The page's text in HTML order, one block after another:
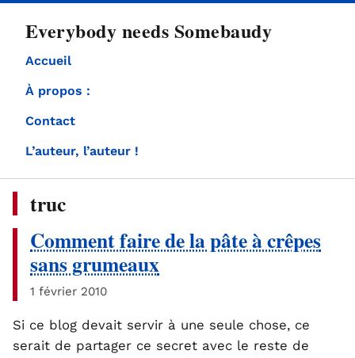
Everybody needs Somebaudy
Accueil
À propos :
Contact
L’auteur, l’auteur !
truc
Comment faire de la pâte à crêpes
sans grumeaux
1 février 2010
Si ce blog devait servir à une seule chose, ce
serait de partager ce secret avec le reste de